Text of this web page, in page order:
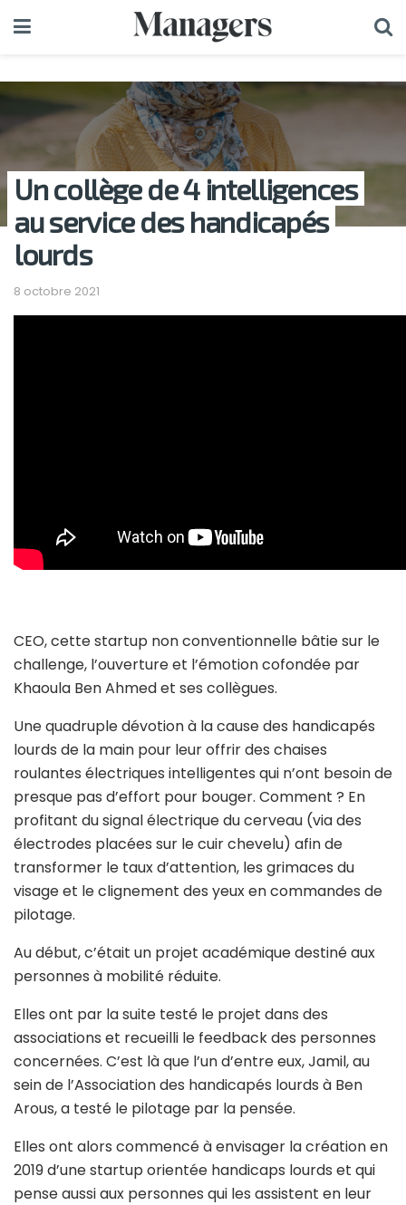
Un collège de 4 intelligences
au service des handicapés
lourds
8 octobre 2021
CEO, cette startup non conventionnelle bâtie sur le
challenge, l’ouverture et l’émotion cofondée par
Khaoula Ben Ahmed et ses collègues.
Une quadruple dévotion à la cause des handicapés
lourds de la main pour leur offrir des chaises
roulantes électriques intelligentes qui n’ont besoin de
presque pas d’effort pour bouger. Comment ? En
profitant du signal électrique du cerveau (via des
électrodes placées sur le cuir chevelu) afin de
transformer le taux d’attention, les grimaces du
visage et le clignement des yeux en commandes de
pilotage.
Au début, c’était un projet académique destiné aux
personnes à mobilité réduite.
Elles ont par la suite testé le projet dans des
associations et recueilli le feedback des personnes
concernées. C’est là que l’un d’entre eux, Jamil, au
sein de l’Association des handicapés lourds à Ben
Arous, a testé le pilotage par la pensée.
Elles ont alors commencé à envisager la création en
2019 d’une startup orientée handicaps lourds et qui
pense aussi aux personnes qui les assistent en leur